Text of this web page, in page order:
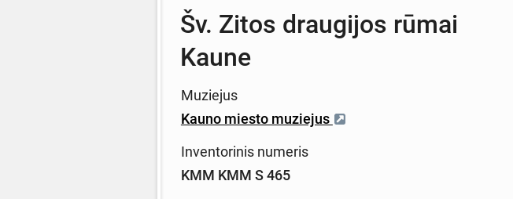
Šv. Zitos draugijos rūmai
Kaune
Muziejus
Kauno miesto muziejus
Inventorinis numeris
KMM KMM S 465